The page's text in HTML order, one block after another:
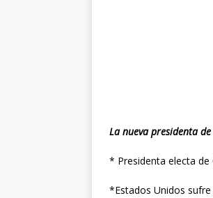
La nueva presidenta
* Presidenta electa de
*Estados Unidos